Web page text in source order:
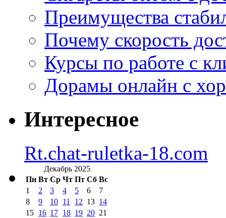
Преимущества
Почему скорость
Курсы по работе с
Дорамы онлайн с
Интересное
Rt.chat-ruletka-18.com
Декабрь 2025
Пн Вт Ср Чт Пт Сб Вс
1 2 3 4 5 6
7
8
9 10 11 12 13 14
15 16 17 18 19 20 21